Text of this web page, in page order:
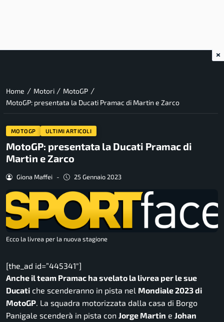
Home / Motori / MotoGP /
MotoGP: presentata la Ducati Pramac di Martin e Zarco
MOTOGP ULTIMI ARTICOLI
MotoGP: presentata la Ducati Pramac di
Martin e Zarco
Giona Maffei - 25 Gennaio 2023
Ecco la livrea per la nuova stagione
[the_ad id=”445341″]
Anche il team Pramac ha svelato la livrea per le sue
Ducati che scenderanno in pista nel Mondiale 2023 di
MotoGP . La squadra motorizzata dalla casa di Borgo
Panigale scenderà in pista con Jorge Martin e Johan
×